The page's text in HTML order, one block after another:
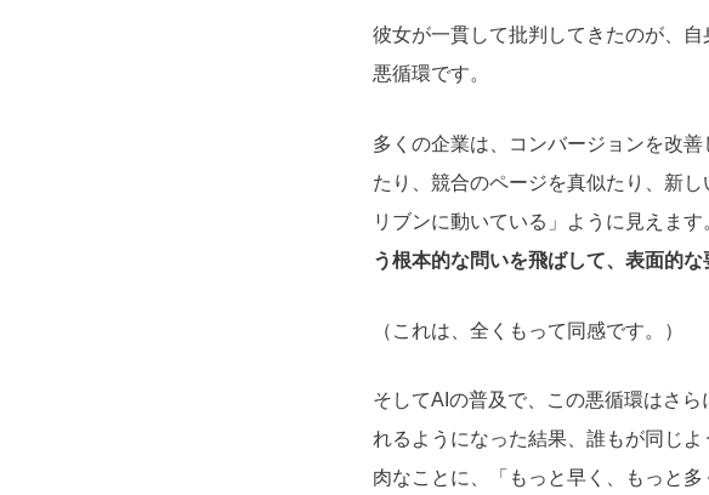
彼女が一貫して批判してきたのが、
悪循環です。
多くの企業は、コンバージョンを改
たり、競合のページを真似たり、新
リブンに動いている」ように見えま
う根本的な問いを飛ばして、表面的
（これは、全くもって同感です。）
そしてAIの普及で、この悪循環はさ
れるようになった結果、誰もが同じ
肉なことに、「もっと早く、もっと